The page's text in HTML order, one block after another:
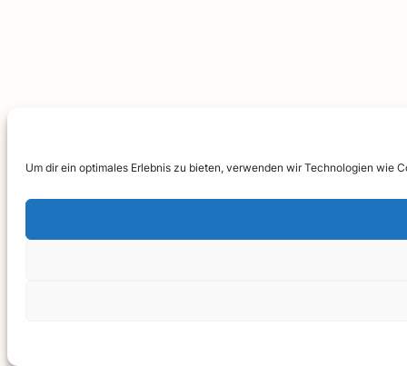
Um dir ein optimales Erlebnis zu bieten, verwenden wir Technologien wie